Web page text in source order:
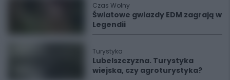
Czas Wolny
Światowe gwiazdy EDM zagrają w
Legendii
Turystyka
Lubelszczyzna. Turystyka
wiejska, czy agroturystyka?